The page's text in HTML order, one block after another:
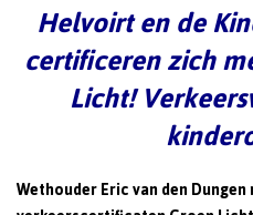
Helvoirt en de
certificeren zich
Licht!
Wethouder Eric van den